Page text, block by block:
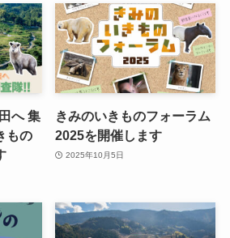
へ 集
もの
きみのいきものフォーラム
2025を開催します
2025年10月5日